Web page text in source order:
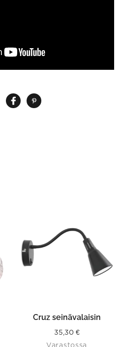
has
multiple
variants.
options
product
Cruz seinävalaisin
35,30 €
Varastossa